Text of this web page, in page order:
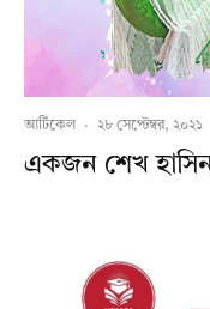
আর্টিকেল · ২৮ সেপ্টেম্বর, ২০২১
একজন শেখ